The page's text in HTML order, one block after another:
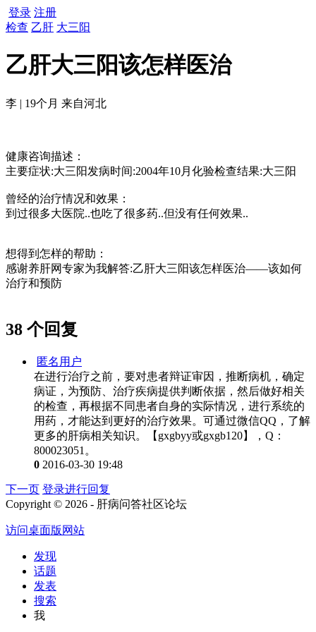
登录 注册
检查 乙肝 大三阳
乙肝大三阳该怎样医治
李 | 19个月 来自河北
健康咨询描述：
主要症状:大三阳发病时间:2004年10月化验检查结果:大三阳
曾经的治疗情况和效果：
到过很多大医院..也吃了很多药..但没有任何效果..
想得到怎样的帮助：
感谢养肝网专家为我解答:乙肝大三阳该怎样医治——该如何
治疗和预防
38 个回复
匿名用户
在进行治疗之前，要对患者辩证审因，推断病机，确定
病证，为预防、治疗疾病提供判断依据，然后做好相关
的检查，再根据不同患者自身的实际情况，进行系统的
用药，才能达到更好的治疗效果。可通过微信QQ，了解
更多的肝病相关知识。【gxgbyy或gxgb120】，Q：
800023051。
0 2016-03-30 19:48
下一页 登录进行回复
Copyright © 2026 - 肝病问答社区论坛
访问桌面版网站
发现
话题
发表
搜索
我